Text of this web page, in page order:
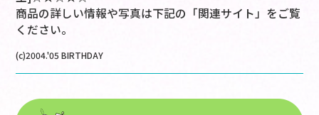
商品の詳しい情報や写真は下記の「関連サイト」をご覧
ください。
(c)2004.'05 BIRTHDAY